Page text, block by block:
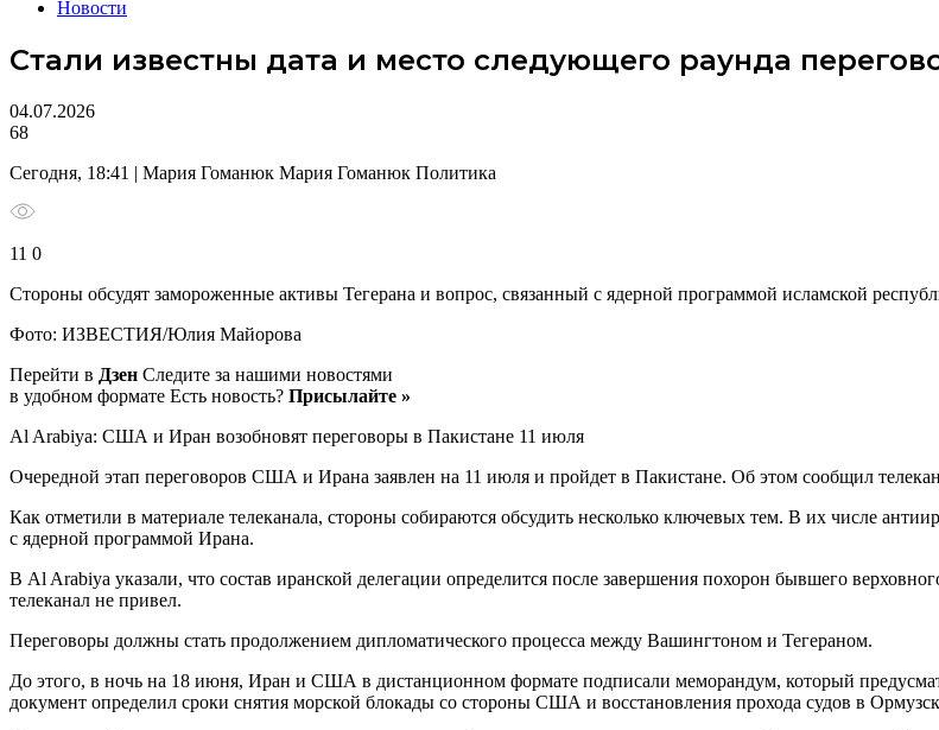
Новости
Стали известны дата и место следующего раунда
04.07.2026
68
Сегодня, 18:41 | Мария Гоманюк Мария Гоманюк Политика
11 0
Стороны обсудят замороженные активы Тегерана и вопрос, связанный с ядерной программой исламской
Фото: ИЗВЕСТИЯ/Юлия Майорова
Перейти в Дзен Следите за нашими новостями
в удобном формате Есть новость? Присылайте »
Al Arabiya: США и Иран возобновят переговоры в Пакистане 11 июля
Очередной этап переговоров США и Ирана заявлен на 11 июля и пройдет в Пакистане. Об этом сообщил
Как отметили в материале телеканала, стороны собираются обсудить несколько ключевых тем. В их числе
с ядерной программой Ирана.
В Al Arabiya указали, что состав иранской делегации определится после завершения похорон бывшего
телеканал не привел.
Переговоры должны стать продолжением дипломатического процесса между Вашингтоном и Тегераном.
До этого, в ночь на 18 июня, Иран и США в дистанционном формате подписали меморандум, который
документ определил сроки снятия морской блокады со стороны США и восстановления прохода судов в